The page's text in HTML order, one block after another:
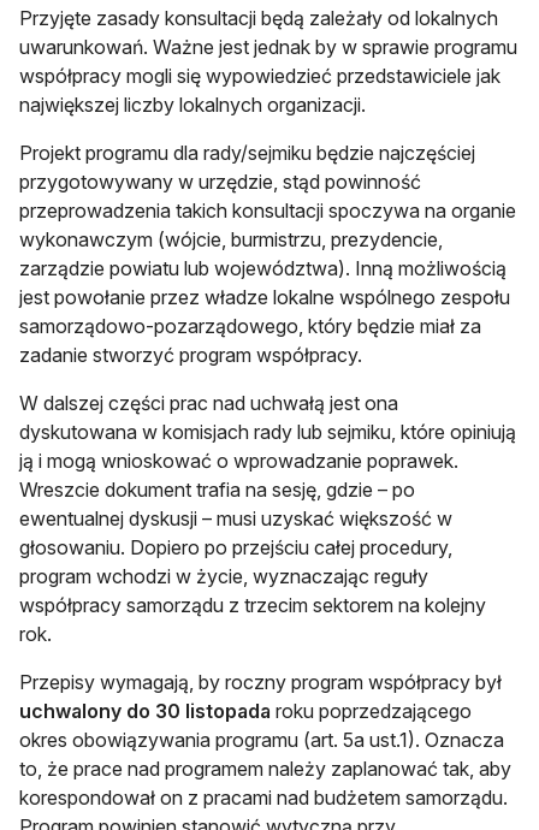
Przyjęte zasady konsultacji będą zależały od lokalnych
uwarunkowań. Ważne jest jednak by w sprawie programu
współpracy mogli się wypowiedzieć przedstawiciele jak
największej liczby lokalnych organizacji.
Projekt programu dla rady/sejmiku będzie najczęściej
przygotowywany w urzędzie, stąd powinność
przeprowadzenia takich konsultacji spoczywa na organie
wykonawczym (wójcie, burmistrzu, prezydencie,
zarządzie powiatu lub województwa). Inną możliwością
jest powołanie przez władze lokalne wspólnego zespołu
samorządowo-pozarządowego, który będzie miał za
zadanie stworzyć program współpracy.
W dalszej części prac nad uchwałą jest ona
dyskutowana w komisjach rady lub sejmiku, które opiniują
ją i mogą wnioskować o wprowadzanie poprawek.
Wreszcie dokument trafia na sesję, gdzie – po
ewentualnej dyskusji – musi uzyskać większość w
głosowaniu. Dopiero po przejściu całej procedury,
program wchodzi w życie, wyznaczając reguły
współpracy samorządu z trzecim sektorem na kolejny
rok.
Przepisy wymagają, by roczny program współpracy był
uchwalony do 30 listopada roku poprzedzającego
okres obowiązywania programu (art. 5a ust.1). Oznacza
to, że prace nad programem należy zaplanować tak, aby
korespondował on z pracami nad budżetem samorządu.